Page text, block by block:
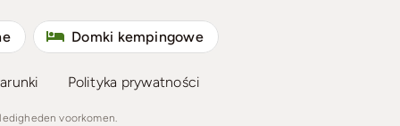
Domki kempingowe
Polityka prywatności
voorkomen.